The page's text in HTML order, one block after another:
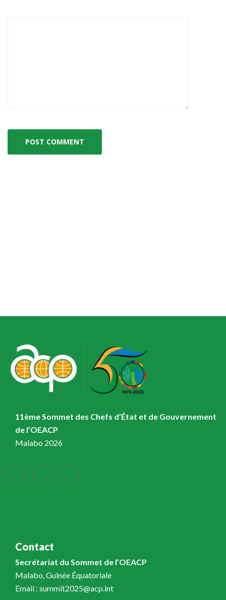
11ème Sommet des Chefs d’État et de Gouvernement
de l’OEACP
Malabo 2026
Contact
Secrétariat du Sommet de l’OEACP
Malabo, Guinée Équatoriale
Email : summit2025@acp.int